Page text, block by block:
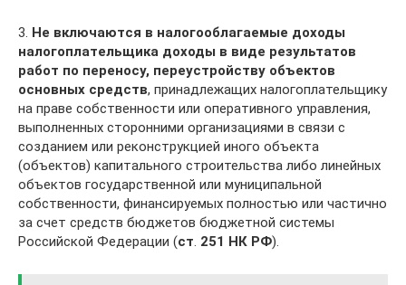
3. Не включаются в налогооблагаемые доходы
налогоплательщика доходы в виде результатов
работ по переносу, переустройству объектов
основных средств, принадлежащих налогоплательщику
на праве собственности или оперативного управления,
выполненных сторонними организациями в связи с
созданием или реконструкцией иного объекта
(объектов) капитального строительства либо линейных
объектов государственной или муниципальной
собственности, финансируемых полностью или частично
за счет средств бюджетов бюджетной системы
Российской Федерации (ст. 251 НК РФ).